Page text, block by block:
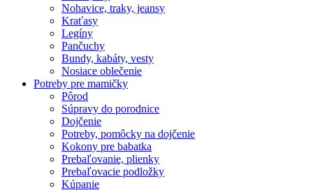
Nohavice, traky, jeansy
Kraťasy
Legíny
Pančuchy
Bundy, kabáty, vesty
Nosiace oblečenie
Potreby pre mamičky
Pôrod
Súpravy do porodnice
Dojčenie
Potreby, pomôcky na dojčenie
Kokony pre babatka
Prebaľovanie, plienky
Prebaľovacie podložky
Kúpanie